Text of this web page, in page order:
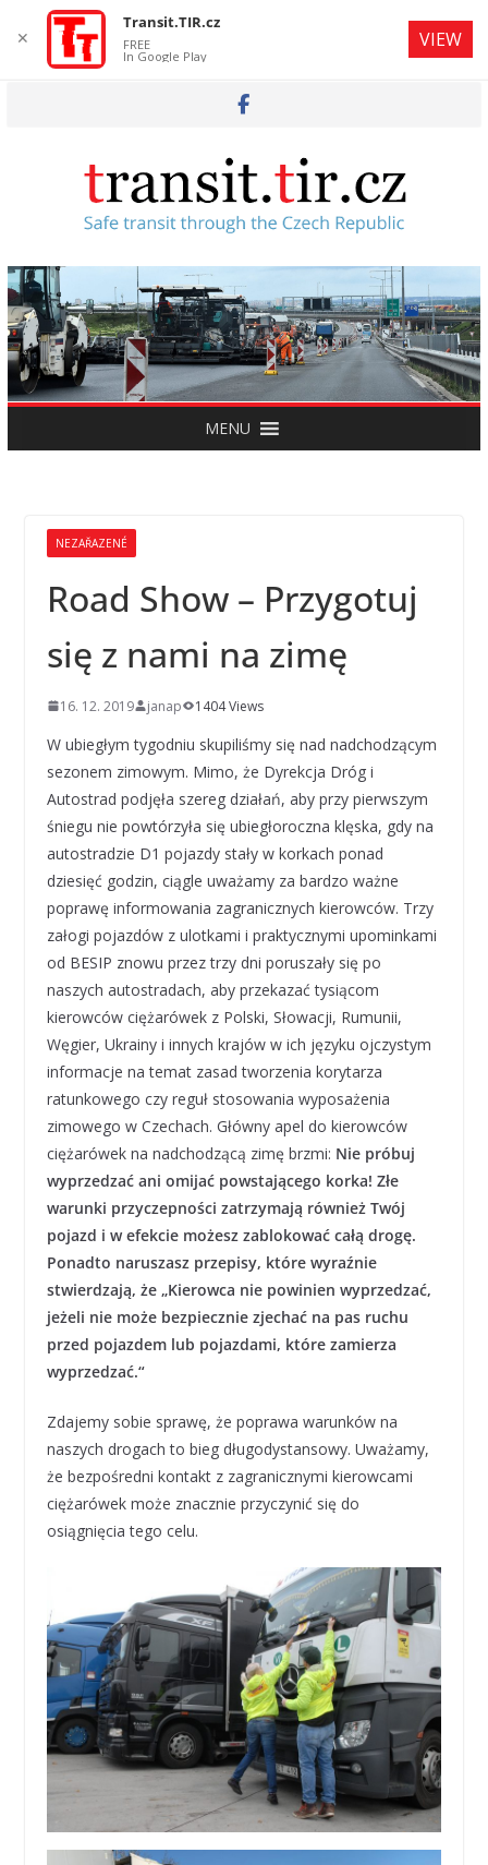
MENU
NEZAŘAZENÉ
Road Show – Przygotuj
się z nami na zimę
16. 12. 2019 janap 1404 Views
W ubiegłym tygodniu skupiliśmy się nad nadchodzącym
sezonem zimowym. Mimo, że Dyrekcja Dróg i
Autostrad podjęła szereg działań, aby przy pierwszym
śniegu nie powtórzyła się ubiegłoroczna klęska, gdy na
autostradzie D1 pojazdy stały w korkach ponad
dziesięć godzin, ciągle uważamy za bardzo ważne
poprawę informowania zagranicznych kierowców. Trzy
załogi pojazdów z ulotkami i praktycznymi upominkami
od BESIP znowu przez trzy dni poruszały się po
naszych autostradach, aby przekazać tysiącom
kierowców ciężarówek z Polski, Słowacji, Rumunii,
Węgier, Ukrainy i innych krajów w ich języku ojczystym
informacje na temat zasad tworzenia korytarza
ratunkowego czy reguł stosowania wyposażenia
zimowego w Czechach. Główny apel do kierowców
ciężarówek na nadchodzącą zimę brzmi: Nie próbuj
wyprzedzać ani omijać powstającego korka! Złe
warunki przyczepności zatrzymają również Twój
pojazd i w efekcie możesz zablokować całą drogę.
Ponadto naruszasz przepisy, które wyraźnie
stwierdzają, że „Kierowca nie powinien wyprzedzać,
jeżeli nie może bezpiecznie zjechać na pas ruchu
przed pojazdem lub pojazdami, które zamierza
wyprzedzać.“
Zdajemy sobie sprawę, że poprawa warunków na
naszych drogach to bieg długodystansowy. Uważamy,
że bezpośredni kontakt z zagranicznymi kierowcami
ciężarówek może znacznie przyczynić się do
osiągnięcia tego celu.
✕
Transit.TIR.cz
FREE
In Google Play
VIEW